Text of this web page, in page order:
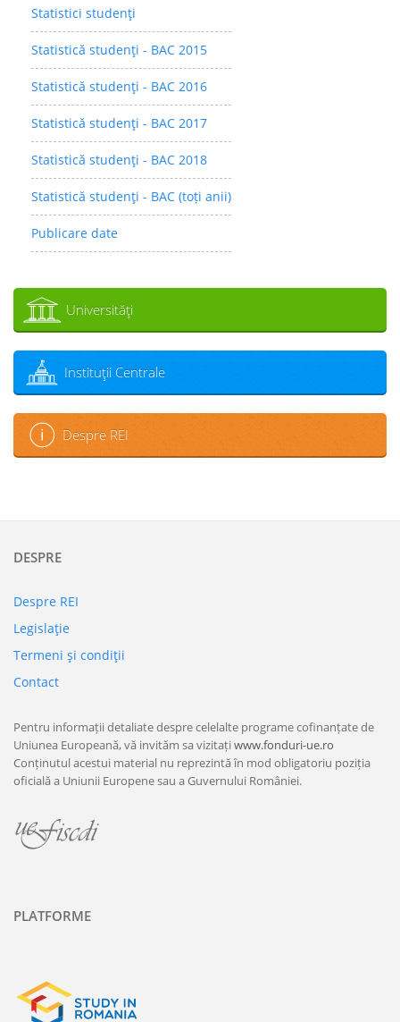
Statistici studenţi
Statistică studenţi - BAC 2015
Statistică studenţi - BAC 2016
Statistică studenţi - BAC 2017
Statistică studenţi - BAC 2018
Statistică studenţi - BAC (toți anii)
Publicare date
Universităţi
Instituţii Centrale
Despre REI
DESPRE
Despre REI
Legislaţie
Termeni şi condiţii
Contact
Pentru informații detaliate despre celelalte programe cofinanțate de
Uniunea Europeană, vă invităm sa vizitațiwww.fonduri-ue.ro
Conținutul acestui material nu reprezintă în mod obligatoriu poziția
oficială a Uniunii Europene sau a Guvernului României.
PLATFORME